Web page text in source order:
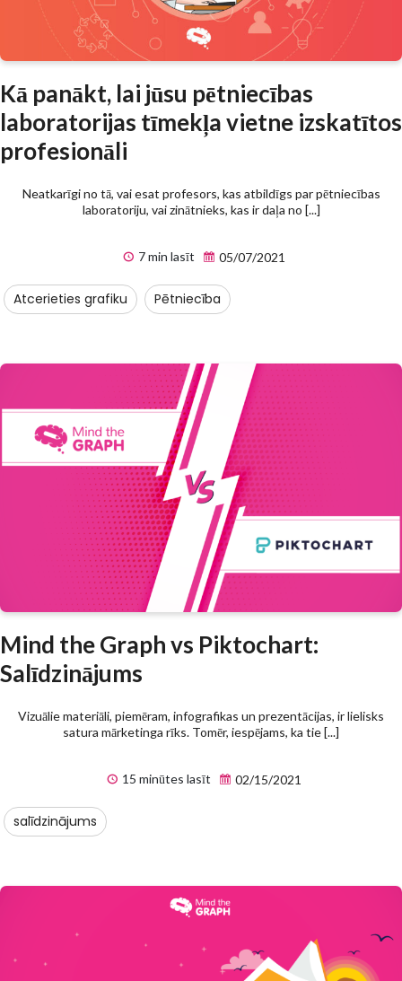
Kā panākt, lai jūsu pētniecības
laboratorijas tīmekļa vietne izskatītos
profesionāli
Neatkarīgi no tā, vai esat profesors, kas atbildīgs par pētniecības
laboratoriju, vai zinātnieks, kas ir daļa no [...]
7 min lasīt 05/07/2021
Atcerieties grafiku Pētniecība
Mind the Graph vs Piktochart:
Salīdzinājums
Vizuālie materiāli, piemēram, infografikas un prezentācijas, ir lielisks
satura mārketinga rīks. Tomēr, iespējams, ka tie [...]
15 minūtes lasīt 02/15/2021
salīdzinājums